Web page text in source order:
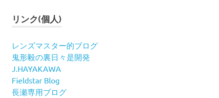
リンク(個人)
レンズマスター的ブログ
鬼形毅の裏日々是開発
J.HAYAKAWA
Fieldstar Blog
長瀬専用ブログ